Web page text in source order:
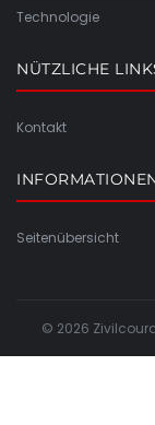
Technologie
NÜTZLICHE
Kontakt
Seitenübersicht
© 2026